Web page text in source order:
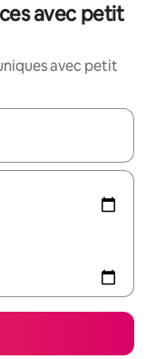
avec petit
avec petit
les flèches vers le